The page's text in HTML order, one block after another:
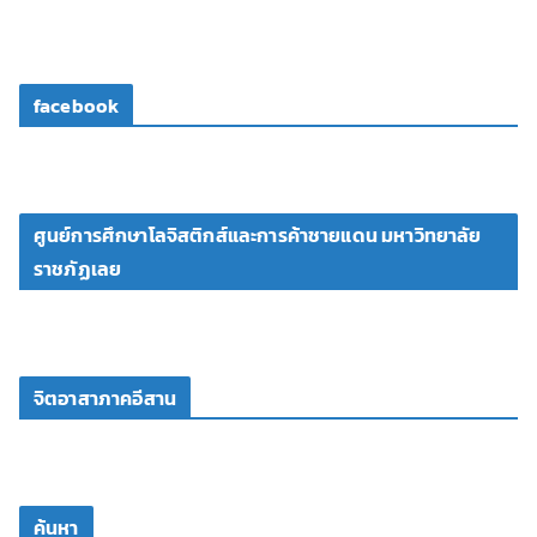
facebook
ศูนย์การศึกษาโลจิสติกส์และการค้าชายแดน มหาวิทยาลัย
ราชภัฏเลย
จิตอาสาภาคอีสาน
ค้นหา